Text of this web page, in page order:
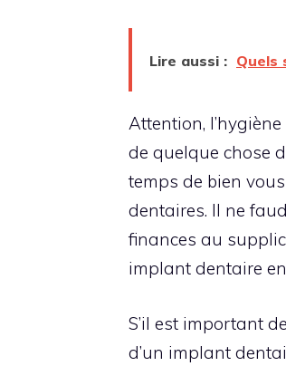
Lire aussi : Quels
Attention,
de quelque chose
temps de bien
dentaires. Il ne
finances au
implant dentaire
S’il est important
d’un implant